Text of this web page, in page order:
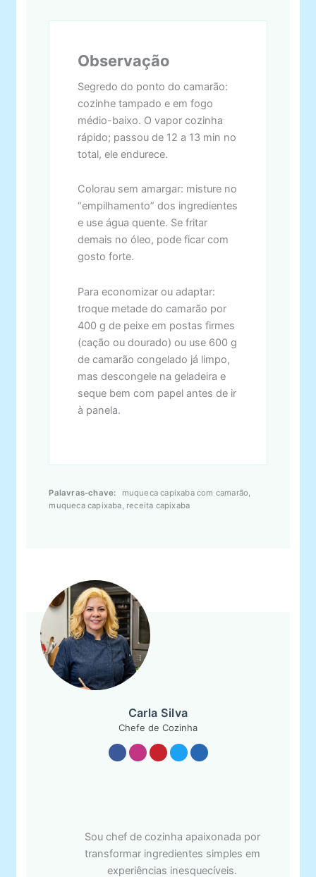
Observação
Segredo do ponto do camarão:
cozinhe tampado e em fogo
médio-baixo. O vapor cozinha
rápido; passou de 12 a 13 min no
total, ele endurece.
Colorau sem amargar: misture no
“empilhamento” dos ingredientes
e use água quente. Se fritar
demais no óleo, pode ficar com
gosto forte.
Para economizar ou adaptar:
troque metade do camarão por
400 g de peixe em postas firmes
(cação ou dourado) ou use 600 g
de camarão congelado já limpo,
mas descongele na geladeira e
seque bem com papel antes de ir
à panela.
Palavras-chave:
muqueca capixaba com camarão,
muqueca capixaba, receita capixaba
Carla Silva
Chefe de Cozinha
Sou chef de cozinha apaixonada por
transformar ingredientes simples em
experiências inesquecíveis.